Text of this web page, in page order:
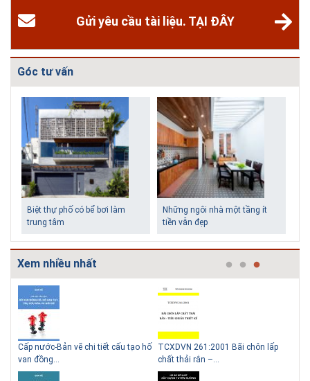
Gửi yêu cầu tài liệu. TẠI ĐÂY
Góc tư vấn
Biệt thự phố có bể bơi làm
trung tâm
Những ngôi nhà một tầng ít
tiền vẫn đẹp
Lý do nên sử dụng gạch block
để xây nhà
Thiết kế nhà siêu nhỏ độc đáo
Xem nhiều nhất
Cấp nước-Bản vẽ chi tiết cấu tạo hố
van đồng...
TCXDVN 261:2001 Bãi chôn lấp
chất thải rắn –...